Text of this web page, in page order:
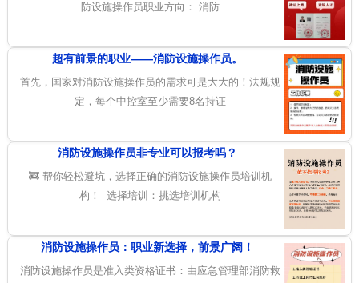
防设施操作员职业方向： 消防
超有前景的职业——消防设施操作员。
首先，国家对消防设施操作员的需求可是大大的！法规规
定，每个中控室至少需要8名持证
消防设施操作员非专业可以报考吗？
🚒 帮你轻松避坑，选择正确的消防设施操作员培训机
构！ 选择培训：挑选培训机构
消防设施操作员：职业新选择，前景广阔！
消防设施操作员是准入类资格证书：由应急管理部消防救